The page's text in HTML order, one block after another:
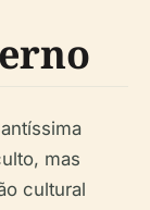
mas
cultural